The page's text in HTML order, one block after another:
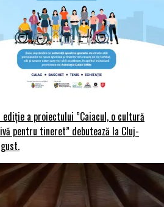
ediție a proiectului ”Caiacul, o cultură
pentru tineret” debutează la Cluj-